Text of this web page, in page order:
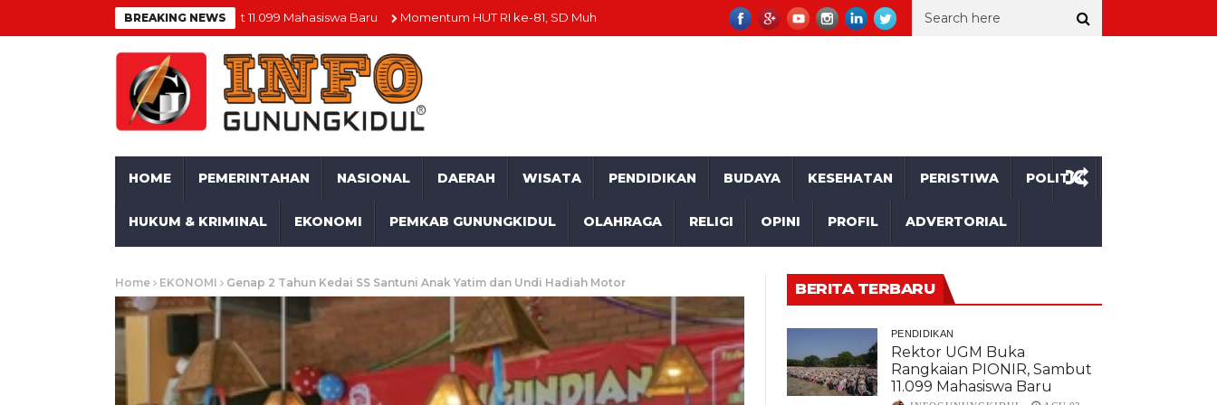
BREAKING NEWS
Rangkaian PIONIR, Sambut 11.099 Mahasiswa Baru Momentum HUT RI ke-81, SD Muhammadiyah Mulusan II Unjuk Kemajuan Seorang Kakek asal Gunungkidul Tewas Tertemper Kereta Api
HOME PEMERINTAHAN NASIONAL DAERAH WISATA PENDIDIKAN BUDAYA KESEHATAN PERISTIWA POLITIK
HUKUM & KRIMINAL EKONOMI PEMKAB GUNUNGKIDUL OLAHRAGA RELIGI OPINI PROFIL ADVERTORIAL
Home EKONOMI Genap 2 Tahun Kedai SS Santuni Anak Yatim dan Undi Hadiah Motor BERITA TERBARU
PENDIDIKAN
Rektor UGM Buka
Rangkaian PIONIR, Sambut
11.099 Mahasiswa Baru